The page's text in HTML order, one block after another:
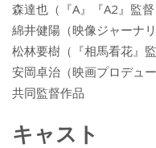
森達也（『A』『A2』監督
綿井健陽（映像ジャーナリ
松林要樹（『相馬看花』監
安岡卓治（映画プロデュー
共同監督作品
キャスト